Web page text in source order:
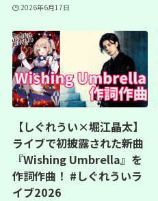
2026年6月17日
【しぐれうい×堀江晶太】
ライブで初披露された新曲
『Wishing Umbrella』を
作詞作曲！ #しぐれういラ
イブ2026